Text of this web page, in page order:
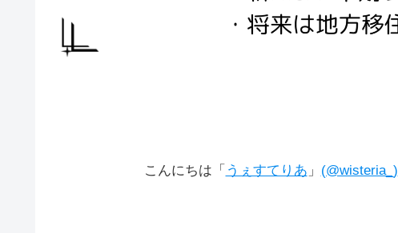
こんにちは「 うぇすてりあ 」 (@wisteria_)